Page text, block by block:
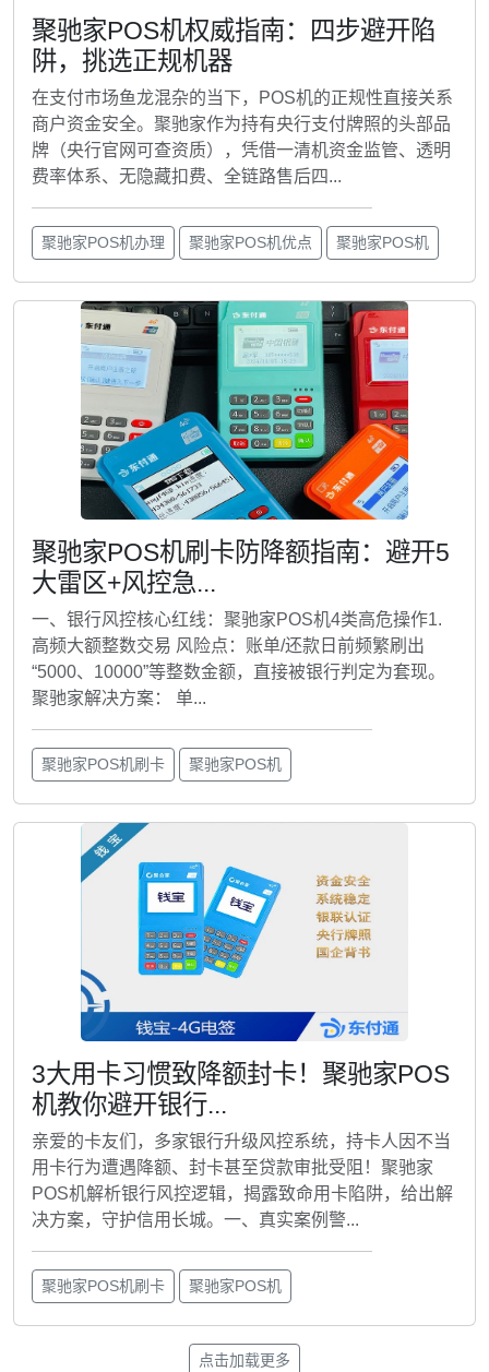
聚驰家POS机权威指南：四步避开陷
阱，挑选正规机器
在支付市场鱼龙混杂的当下，POS机的正规性直接关系
商户资金安全。聚驰家作为持有央行支付牌照的头部品
牌（央行官网可查资质），凭借一清机资金监管、透明
费率体系、无隐藏扣费、全链路售后四...
聚驰家POS机办理 聚驰家POS机优点 聚驰家POS机
聚驰家POS机刷卡防降额指南：避开5
大雷区+风控急...
一、银行风控核心红线：聚驰家POS机4类高危操作1.
高频大额整数交易 风险点：账单/还款日前频繁刷出
“5000、10000”等整数金额，直接被银行判定为套现。
聚驰家解决方案： 单...
聚驰家POS机刷卡 聚驰家POS机
3大用卡习惯致降额封卡！聚驰家POS
机教你避开银行...
亲爱的卡友们，多家银行升级风控系统，持卡人因不当
用卡行为遭遇降额、封卡甚至贷款审批受阻！聚驰家
POS机解析银行风控逻辑，揭露致命用卡陷阱，给出解
决方案，守护信用长城。一、真实案例警...
聚驰家POS机刷卡 聚驰家POS机
点击加载更多